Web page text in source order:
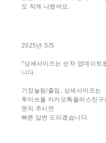
도 작게 나왔어요.
2025년 S/S
*상세사이즈는 순차 업데이트
니다.
기장늘림/줄임, 상세사이즈는
투미쓰몰 카카오톡플러스친구
문의 주시면
빠른 답변 드리겠습니다.